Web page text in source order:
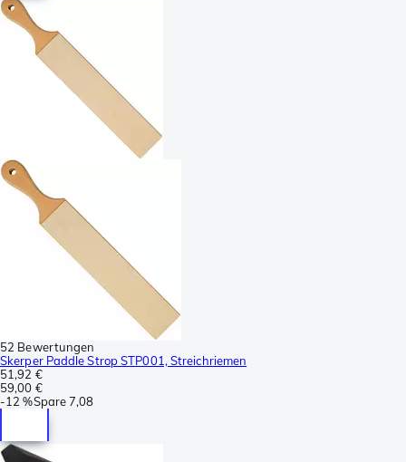
52 Bewertungen
Skerper Paddle Strop STP001, Streichriemen
51,92 €
59,00 €
-12 %Spare7,08